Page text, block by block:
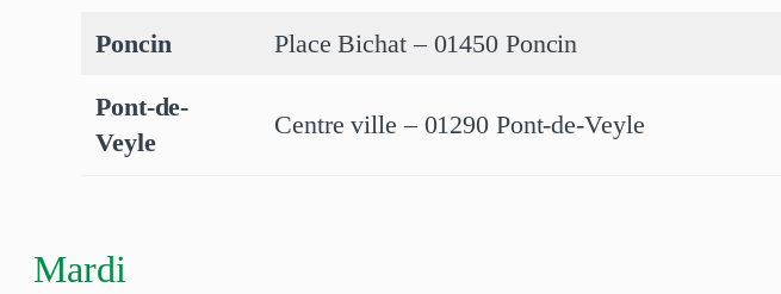
Poncin Place Bichat – 01450 Poncin
Pont-de-
Veyle
Centre ville – 01290 Pont-de-Veyle
Mardi